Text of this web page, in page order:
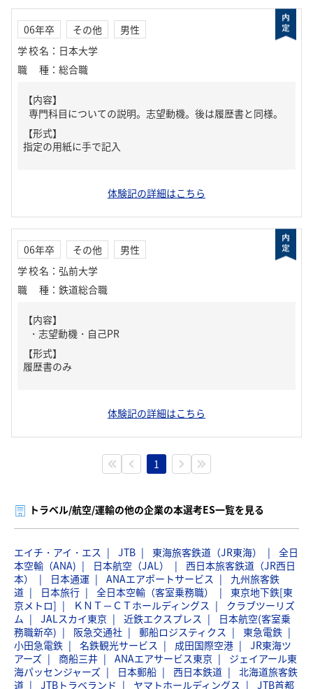
06年卒 その他
男性
学校名 ： 日本大学
職種 ： 総合職
【内容】
専門科目についての説明。志望動機。後は履歴書と同様。
【形式】
指定の用紙に手で記入
体験記の詳細はこちら
06年卒 その他
男性
学校名 ： 弘前大学
職種 ： 鉄道総合職
【内容】
・志望動機・自己PR
【形式】
履歴書のみ
体験記の詳細はこちら
1
トラベル/航空/運輸の他の企業の本選考ES一覧を見る
エイチ・アイ・エス JTB 東海旅客鉄道（JR東海）
全日
本空輸（ANA)
日本航空（JAL）
西日本旅客鉄道（JR西日
本）
日本通運 ANAエアポートサービス
九州旅客鉄
道
日本旅行 全日本空輸（客室乗務職）
東京地下鉄[東
京メトロ]
ＫＮＴ－ＣＴホールディングス
クラブツーリズ
ム
JALスカイ東京 近鉄エクスプレス
日本航空(客室乗
務職新卒)
阪急交通社 郵船ロジスティクス
東急電鉄
小田急電鉄
名鉄観光サービス 成田国際空港
JR東海ツ
アーズ
商船三井 ANAエアサービス東京
ジェイアール東
海パッセンジャーズ
日本郵船 西日本鉄道
北海道旅客鉄
道
JTBトラベランド ヤマトホールディングス JTB首都